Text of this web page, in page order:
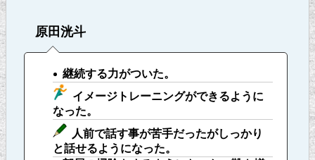
原田洸斗
継続する力がついた。
イメージトレーニングができるように
なった。
人前で話す事が苦手だったがしっかり
と話せるようになった。